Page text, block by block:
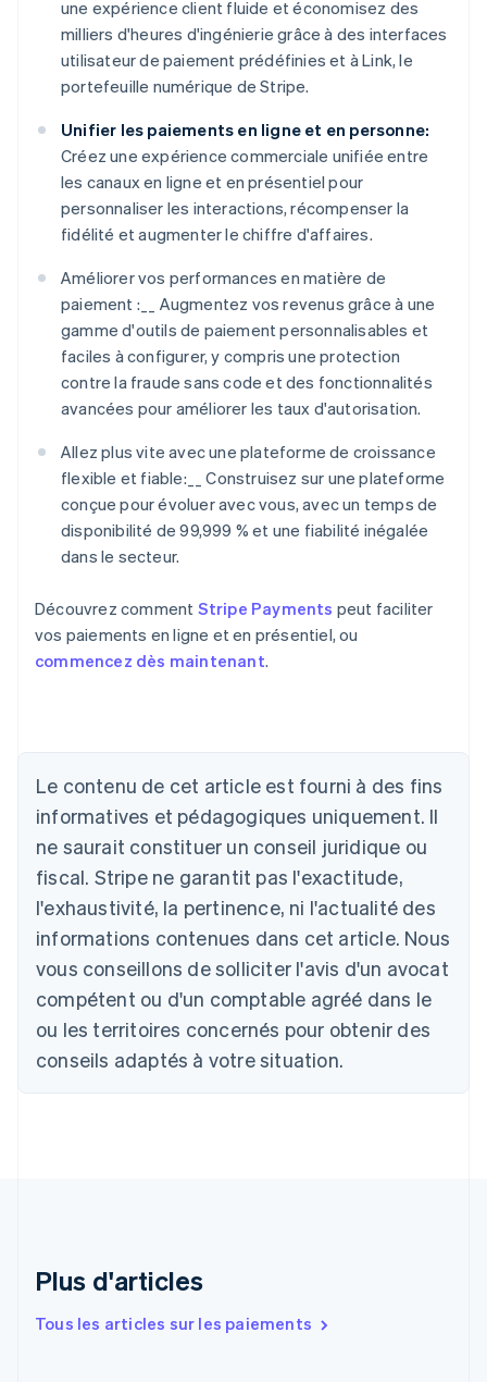
une expérience client fluide et économisez des
milliers d'heures d'ingénierie grâce à des interfaces
utilisateur de paiement prédéfinies et à Link, le
portefeuille numérique de Stripe.
Unifier les paiements en ligne et en personne:
Créez une expérience commerciale unifiée entre
les canaux en ligne et en présentiel pour
personnaliser les interactions, récompenser la
fidélité et augmenter le chiffre d'affaires.
Améliorer vos performances en matière de
paiement :__ Augmentez vos revenus grâce à une
gamme d'outils de paiement personnalisables et
faciles à configurer, y compris une protection
contre la fraude sans code et des fonctionnalités
avancées pour améliorer les taux d'autorisation.
Allez plus vite avec une plateforme de croissance
flexible et fiable:__ Construisez sur une plateforme
conçue pour évoluer avec vous, avec un temps de
disponibilité de 99,999 % et une fiabilité inégalée
dans le secteur.
Découvrez comment Stripe Payments peut faciliter
vos paiements en ligne et en présentiel, ou
commencez dès maintenant.
Le contenu de cet article est fourni à des fins
informatives et pédagogiques uniquement. Il
ne saurait constituer un conseil juridique ou
fiscal. Stripe ne garantit pas l'exactitude,
l'exhaustivité, la pertinence, ni l'actualité des
informations contenues dans cet article. Nous
vous conseillons de solliciter l'avis d'un avocat
compétent ou d'un comptable agréé dans le
ou les territoires concernés pour obtenir des
conseils adaptés à votre situation.
Plus d'articles
Tous les articles sur les paiements
DeutschEnglish
English
Autriche
Deutsch English
Belgique
NederlandsFrançaisDeutschEnglish
Brésil
Bulgarie
English
Canada
English Français
Chine continentale
Espagne
Estonie